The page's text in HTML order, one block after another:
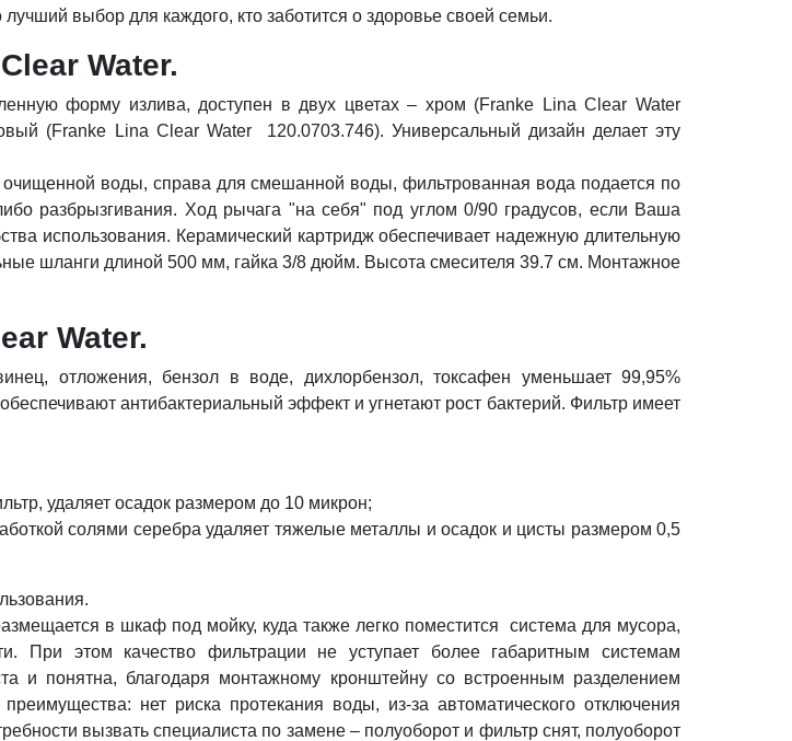
выбор для каждого, кто заботится о здоровье своей семьи.
Water.
форму излива, доступен в двух цветах – хром (Franke Lina Clear Water
(Franke Lina Clear Water 120.0703.746). Универсальный дизайн делает эту
воды, справа для смешанной воды, фильтрованная вода подается по
разбрызгивания. Ход рычага "на себя" под углом 0/90 градусов, если Ваша
использования. Керамический картридж обеспечивает надежную длительную
шланги длиной 500 мм, гайка 3/8 дюйм. Высота смесителя 39.7 см. Монтажное
Water.
отложения, бензол в воде, дихлорбензол, токсафен уменьшает 99,95%
антибактериальный эффект и угнетают рост бактерий. Фильтр имеет
удаляет осадок размером до 10 микрон;
солями серебра удаляет тяжелые металлы и осадок и цисты размером 0,5
в шкаф под мойку, куда также легко поместится система для мусора,
При этом качество фильтрации не уступает более габаритным системам
и понятна, благодаря монтажному кронштейну со встроенным разделением
нет риска протекания воды, из-за автоматического отключения
вызвать специалиста по замене – полуоборот и фильтр снят, полуоборот